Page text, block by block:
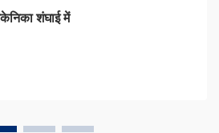
शंघाई में